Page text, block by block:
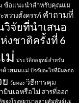
ข้อแนะนำสำหรับคุณแม่
หว่างตั้งครรภ์ คำถามที่
วิจัยที่นำเสนอ
งชาติครั้งที่ 6
ม่ ประวัติกลยุทธ์สำหรับ
ด้วยนมแม่ ปัจจัยอะไรที่มีผลต่อ
ย วัยทอง วิธีการคุม
มินเอหรือไม่ สารที่ออก
องโรงพยาบาลสายสัมพันธ์แม่